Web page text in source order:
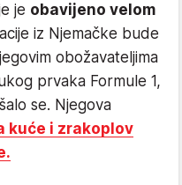
je obavijeno velom
iz Njemačke bude
obožavateljima
prvaka Formule 1,
se. Njegova
kuće i zrakoplov